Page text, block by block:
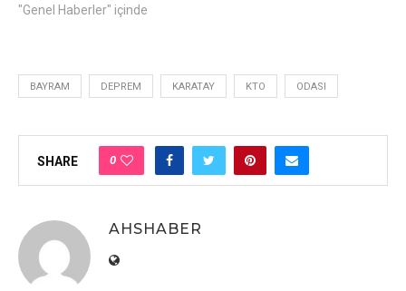
"Genel Haberler" içinde
BAYRAM DEPREM KARATAY KTO ODASI
SHARE 0
AHSHABER